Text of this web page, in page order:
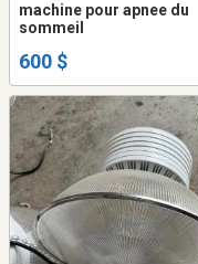
machine pour apnee du
sommeil
600 $